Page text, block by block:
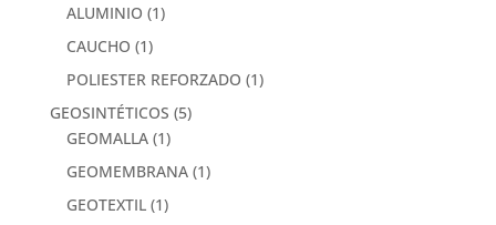
ALUMINIO (1)
CAUCHO (1)
POLIESTER REFORZADO (1)
GEOSINTÉTICOS (5)
GEOMALLA (1)
GEOMEMBRANA (1)
GEOTEXTIL (1)